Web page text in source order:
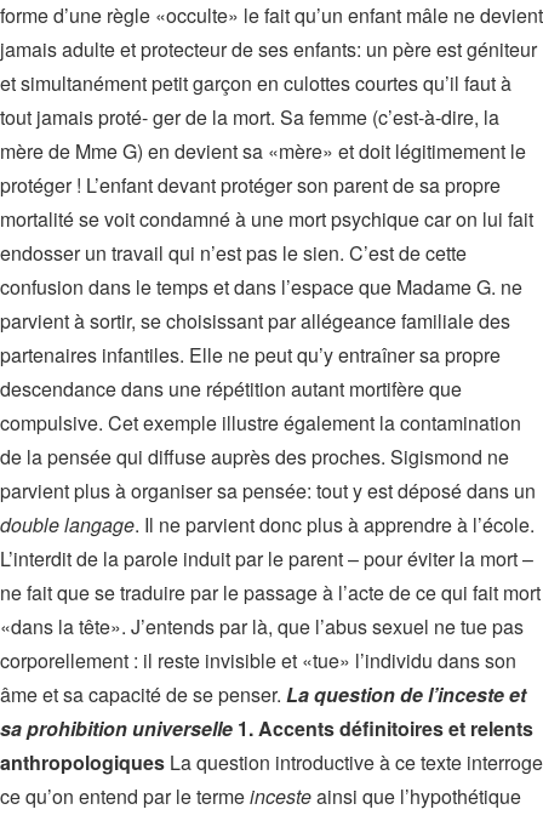
forme d’une règle «occulte» le fait qu’un enfant mâle ne devient
jamais adulte et protecteur de ses enfants: un père est géniteur
et simultanément petit garçon en culottes courtes qu’il faut à
tout jamais proté- ger de la mort. Sa femme (c’est-à-dire, la
mère de Mme G) en devient sa «mère» et doit légitimement le
protéger ! L’enfant devant protéger son parent de sa propre
mortalité se voit condamné à une mort psychique car on lui fait
endosser un travail qui n’est pas le sien. C’est de cette
confusion dans le temps et dans l’espace que Madame G. ne
parvient à sortir, se choisissant par allégeance familiale des
partenaires infantiles. Elle ne peut qu’y entraîner sa propre
descendance dans une répétition autant mortifère que
compulsive. Cet exemple illustre également la contamination
de la pensée qui diffuse auprès des proches. Sigismond ne
parvient plus à organiser sa pensée: tout y est déposé dans un
double langage. Il ne parvient donc plus à apprendre à l’école.
L’interdit de la parole induit par le parent – pour éviter la mort –
ne fait que se traduire par le passage à l’acte de ce qui fait mort
«dans la tête». J’entends par là, que l’abus sexuel ne tue pas
corporellement : il reste invisible et «tue» l’individu dans son
âme et sa capacité de se penser. La question de l’inceste et
sa prohibition universelle 1. Accents définitoires et relents
anthropologiques La question introductive à ce texte interroge
ce qu’on entend par le termeincesteainsi que l’hypothétique